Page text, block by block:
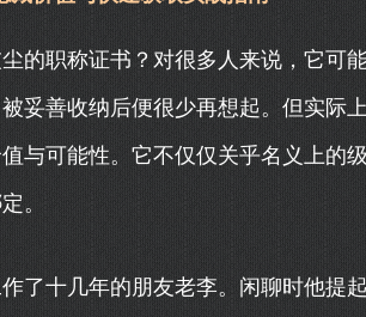
的职称证书？对很多人来说，它可
妥善收纳后便很少再想起。但实际
与可能性。它不仅仅关乎名义上的
。
了十几年的朋友老李。闲聊时他提